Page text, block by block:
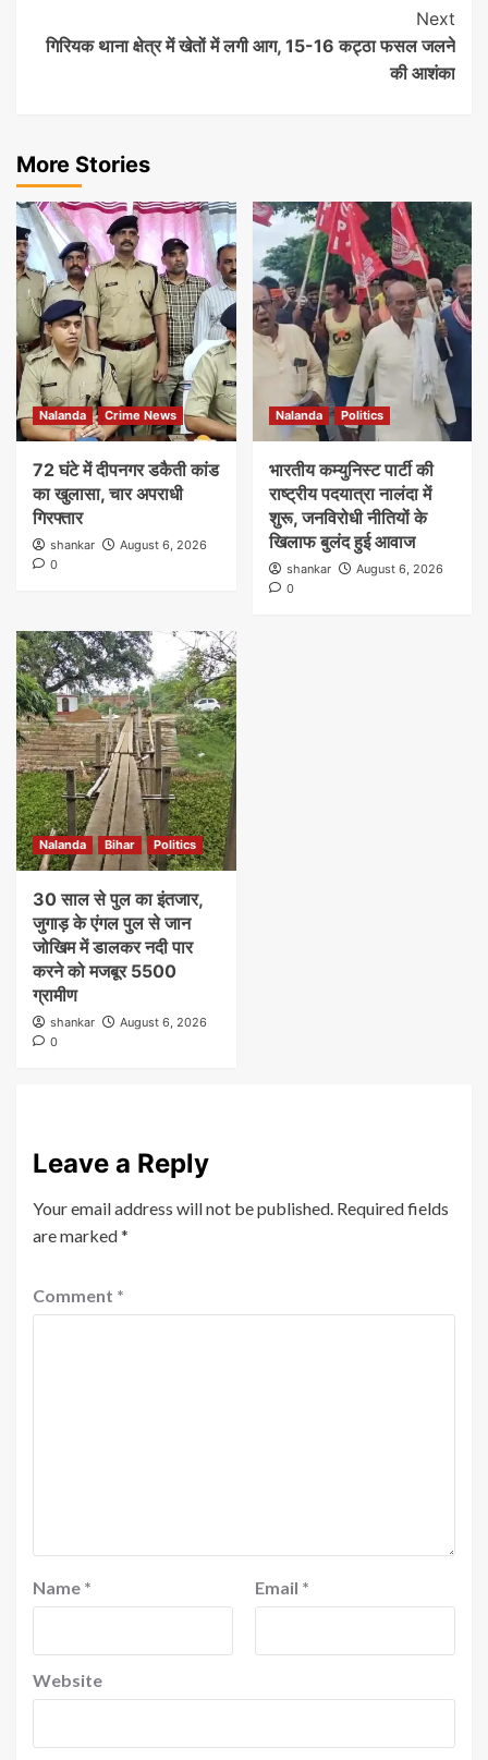
Next
गिरियक थाना क्षेत्र में खेतों में लगी आग, 15-16 कट्ठा फसल जलने
की आशंका
More Stories
Nalanda Crime News
72 घंटे में दीपनगर डकैती कांड
का खुलासा, चार अपराधी
गिरफ्तार
shankar
August 6, 2026
0
Nalanda Politics
भारतीय कम्युनिस्ट पार्टी की
राष्ट्रीय पदयात्रा नालंदा में
शुरू, जनविरोधी नीतियों के
खिलाफ बुलंद हुई आवाज
shankar
August 6, 2026
0
Nalanda Bihar Politics
30 साल से पुल का इंतजार,
जुगाड़ के एंगल पुल से जान
जोखिम में डालकर नदी पार
करने को मजबूर 5500
ग्रामीण
shankar
August 6, 2026
0
Leave a Reply
Your email address will not be published. Required fields
are marked*
Comment *
Name * Email *
Website